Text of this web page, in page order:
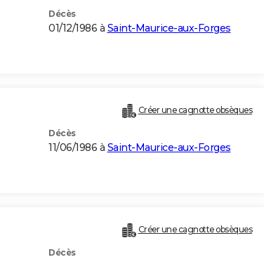
Décès
01/12/1986 à Saint-Maurice-aux-Forges
Créer une cagnotte obsèques
Décès
11/06/1986 à Saint-Maurice-aux-Forges
Créer une cagnotte obsèques
Décès